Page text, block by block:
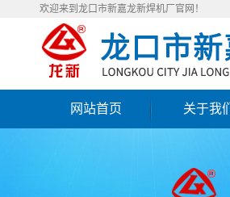
欢迎来到龙口市新嘉龙新焊机厂官网！
网站首页 关于我们
联系我们